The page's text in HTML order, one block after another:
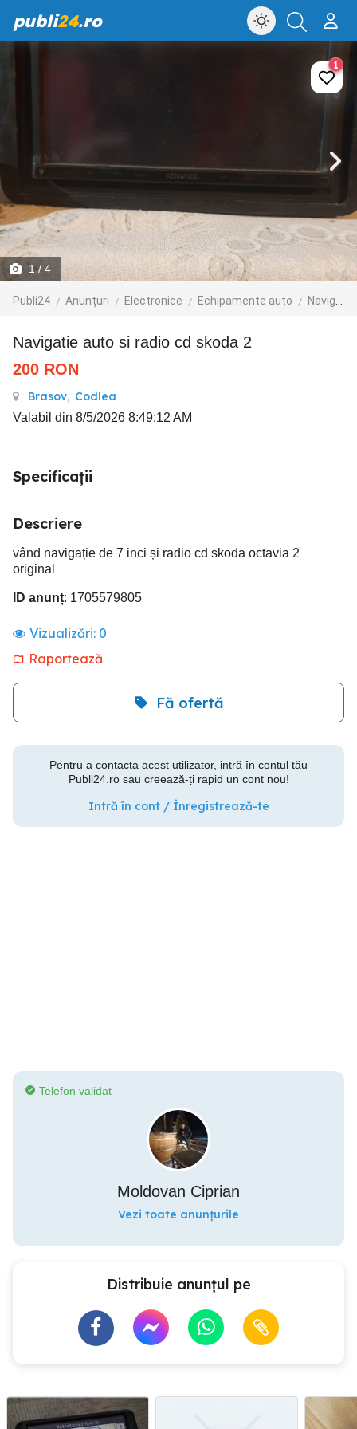
publi24.ro
1/ 4
Publi24 Anunțuri Electronice Echipamente auto Navigatie GPS
1
navigatie auto si radio cd skoda 2
200 RON
Brasov, Codlea
Valabil din 8/5/2026 8:49:12 AM
Specificații
Descriere
vând navigație de 7 inci și radio cd skoda octavia 2
original
ID anunț: 1705579805
Vizualizări: 0
Raportează
Fă ofertă
Pentru a contacta acest utilizator, intră în contul tău
Publi24.ro sau creează-ți rapid un cont nou!
Intră în cont / Înregistrează-te
Telefon validat
Moldovan Ciprian
Vezi toate anunțurile
Distribuie anunțul pe